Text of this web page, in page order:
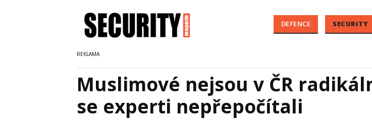
DEFENCE SECURITY
Muslimové nejsou v ČR
se experti nepřepočítali